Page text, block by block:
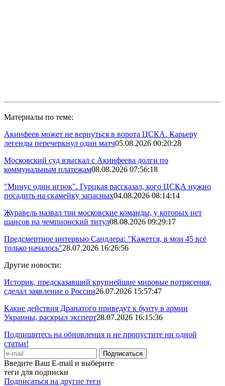
Материалы по теме:
Акинфеев может не вернуться в ворота ЦСКА. Карьеру
легенды перечеркнул один матч05.08.2026 00:20:28
Московский суд взыскал с Акинфеева долги по
коммунальным платежам08.08.2026 07:56:18
"Минус один игрок". Гурцкая рассказал, кого ЦСКА нужно
посадить на скамейку запасных04.08.2026 08:14:14
Журавель назвал три московские команды, у которых нет
шансов на чемпионский титул08.08.2026 09:29:17
Предсмертное интервью Сандлера: "Кажется, в мои 45 всё
только началось"28.07.2026 16:26:56
Другие новости:
Историк, предсказавший крупнейшие мировые потрясения,
сделал заявление о России26.07.2026 15:57:47
Какие действия Драпатого приведут к бунту в армии
Украины, раскрыл эксперт28.07.2026 16:15:36
Подпишитесь на обновления и не пропустите ни одной
статьи!
Введите Ваш E-mail и выберите
теги для подписки
Подписаться на другие теги